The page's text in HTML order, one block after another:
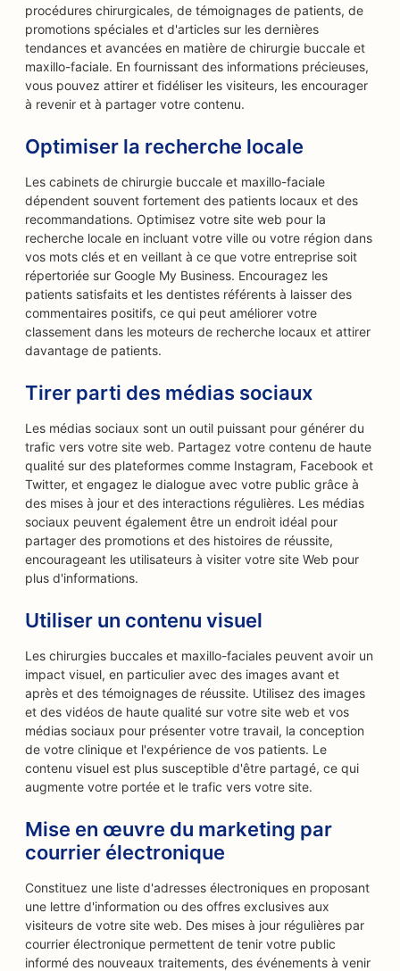
procédures chirurgicales, de témoignages de patients, de
promotions spéciales et d'articles sur les dernières
tendances et avancées en matière de chirurgie buccale et
maxillo-faciale. En fournissant des informations précieuses,
vous pouvez attirer et fidéliser les visiteurs, les encourager
à revenir et à partager votre contenu.
Optimiser la recherche locale
Les cabinets de chirurgie buccale et maxillo-faciale
dépendent souvent fortement des patients locaux et des
recommandations. Optimisez votre site web pour la
recherche locale en incluant votre ville ou votre région dans
vos mots clés et en veillant à ce que votre entreprise soit
répertoriée sur Google My Business. Encouragez les
patients satisfaits et les dentistes référents à laisser des
commentaires positifs, ce qui peut améliorer votre
classement dans les moteurs de recherche locaux et attirer
davantage de patients.
Tirer parti des médias sociaux
Les médias sociaux sont un outil puissant pour générer du
trafic vers votre site web. Partagez votre contenu de haute
qualité sur des plateformes comme Instagram, Facebook et
Twitter, et engagez le dialogue avec votre public grâce à
des mises à jour et des interactions régulières. Les médias
sociaux peuvent également être un endroit idéal pour
partager des promotions et des histoires de réussite,
encourageant les utilisateurs à visiter votre site Web pour
plus d'informations.
Utiliser un contenu visuel
Les chirurgies buccales et maxillo-faciales peuvent avoir un
impact visuel, en particulier avec des images avant et
après et des témoignages de réussite. Utilisez des images
et des vidéos de haute qualité sur votre site web et vos
médias sociaux pour présenter votre travail, la conception
de votre clinique et l'expérience de vos patients. Le
contenu visuel est plus susceptible d'être partagé, ce qui
augmente votre portée et le trafic vers votre site.
Mise en œuvre du marketing par
courrier électronique
Constituez une liste d'adresses électroniques en proposant
une lettre d'information ou des offres exclusives aux
visiteurs de votre site web. Des mises à jour régulières par
courrier électronique permettent de tenir votre public
informé des nouveaux traitements, des événements à venir